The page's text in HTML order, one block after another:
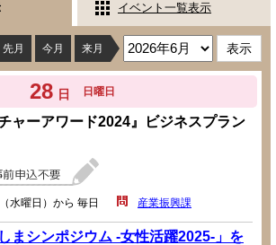
イベント一覧表示
先月 今月 来月
28 日 日曜日
ャーアワード2024』ビジネスプラン
水曜日）から 毎日 産業振興課
まシンポジウム -女性活躍2025-」を